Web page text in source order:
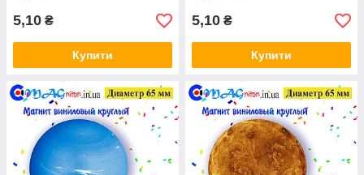
5,10 ₴
Купити
5,10 ₴
Купити